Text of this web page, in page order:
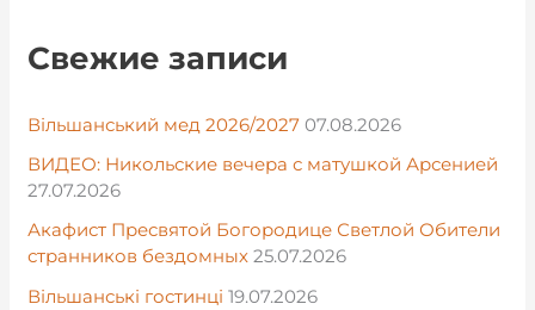
Свежие записи
Вільшанський мед 2026/2027 07.08.2026
ВИДЕО: Никольские вечера с матушкой Арсенией
27.07.2026
Акафист Пресвятой Богородице Светлой Обители
странников бездомных 25.07.2026
Вільшанські гостинці 19.07.2026